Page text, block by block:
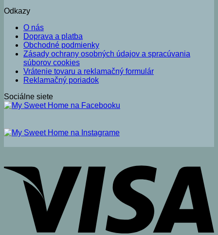
Odkazy
O nás
Doprava a platba
Obchodné podmienky
Zásady ochrany osobných údajov a spracúvania
súborov cookies
Vrátenie tovaru a reklamačný formulár
Reklamačný poriadok
Sociálne siete